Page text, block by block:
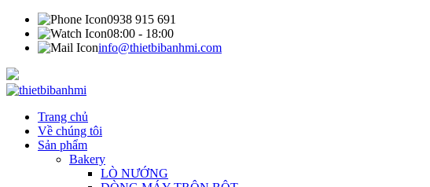
0938 915 691
08:00 - 18:00
info@thietbibanhmi.com
Trang chủ
Về chúng tôi
Sản phẩm
Bakery
LÒ NƯỚNG